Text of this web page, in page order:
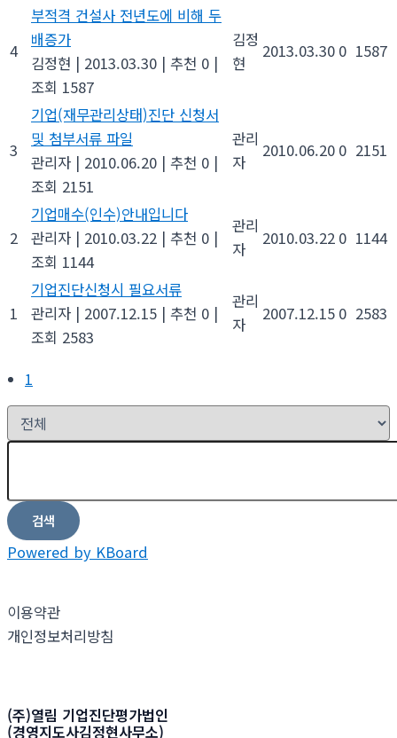
4
부적격 건설사 전년도에 비해 두
배증가
김정현 | 2013.03.30 | 추천 0 |
조회 1587
김정
현
2013.03.30 0 1587
3
기업(재무관리상태)진단 신청서
및 첨부서류 파일
관리자 | 2010.06.20 | 추천 0 |
조회 2151
관리
자
2010.06.20 0 2151
2
기업매수(인수)안내입니다
관리자 | 2010.03.22 | 추천 0 |
조회 1144
관리
자
2010.03.22 0 1144
1
기업진단신청시 필요서류
관리자 | 2007.12.15 | 추천 0 |
조회 2583
관리
자
2007.12.15 0 2583
1
검색
Powered by KBoard
이용약관
개인정보처리방침
(주)열림 기업진단평가법인
(경영지도사김정현사무소)